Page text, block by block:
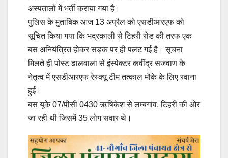
अस्पतालों में भर्ती कराया गया है।
पुलिस के मुताबिक आज 13 अप्रैल को एसडीआरएफ को
सूचित किया गया कि भद्रकाली से टिहरी रोड की तरफ एक
बस अनियंत्रित होकर सड़क पर ही पलट गई है। सूचना
मिलते ही पोस्ट ढालवाला से इंस्पेक्टर कवींद्र सजवाण के
नेतृत्व में एसडीआरएफ रेस्क्यू टीम तत्काल मौके के लिए रवाना
हुई।
बस यूके 07/पीसी 0430 ऋषिकेश से लम्बगांव, टिहरी की ओर
जा रही थी जिसमें 35 लोग सवार थे।